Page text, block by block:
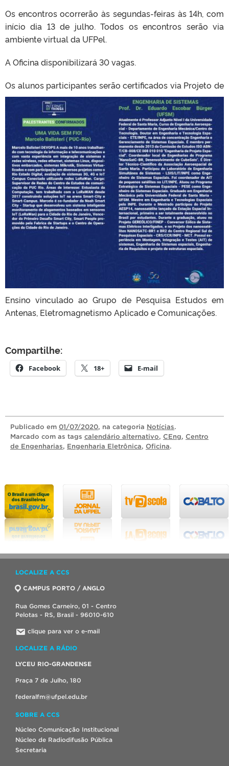
Os encontros ocorrerão às segundas-feiras às 14h, com
início dia 13 de julho. Todos os encontros serão via
ambiente virtual da UFPel.
A Oficina disponibilizará 30 vagas.
Os alunos participantes serão certificados via Projeto de
Ensino vinculado ao Grupo de Pesquisa Estudos em
Antenas, Eletromagnetismo Aplicado e Comunicações.
Compartilhe:
Facebook 18+ E-mail
Publicado em 01/07/2020, na categoria Notícias.
Marcado com as tags calendário alternativo, CEng, Centro
de Engenharias, Engenharia Eletrônica, Oficina.
LOCALIZE A CCS
CAMPUS PORTO / ANGLO
Rua Gomes Carneiro, 01 - Centro
Pelotas - RS, Brasil - 96010-610
clique para ver o e-mail
LOCALIZE A RÁDIO
LYCEU RIO-GRANDENSE
Praça 7 de Julho, 180
federalfm@ufpel.edu.br
SOBRE A CCS
Núcleo Comunicação Institucional
Núcleo de Radiodifusão Pública
Secretaria